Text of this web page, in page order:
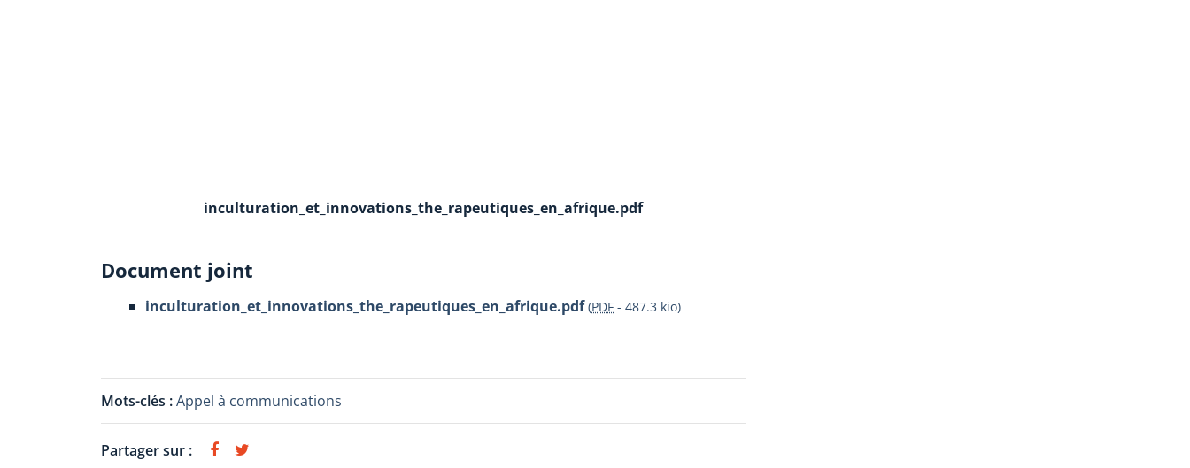
inculturation_et_innovations_the_rapeutiques_en_afrique.pdf
Document joint
inculturation_et_innovations_the_rapeutiques_en_afrique.pdf (PDF - 487.3 kio)
Mots-clés :Appel à communications
Partager sur :